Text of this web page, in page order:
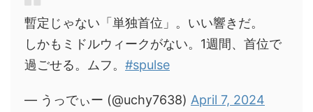
暫定じゃない「単独首位」。いい響きだ。
しかもミドルウィークがない。1週間、首位で
過ごせる。ムフ。 #spulse
— うっでぃー (@uchy7638) April 7, 2024